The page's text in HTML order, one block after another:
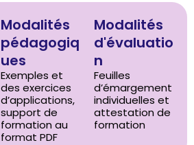
Modalités
pédagogiq
ues
Exemples et
des exercices
d’applications,
support de
formation au
format PDF
Modalités
d'évaluatio
n
Feuilles
d’émargement
individuelles et
attestation de
formation